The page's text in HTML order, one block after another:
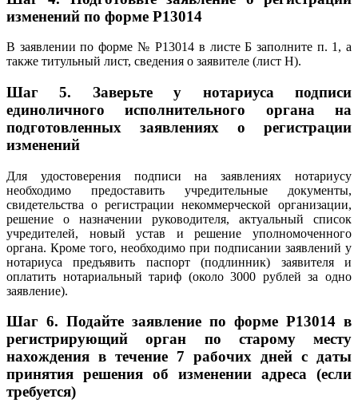
изменений по форме Р13014
В заявлении по форме № Р13014 в листе Б заполните п. 1, а
также титульный лист, сведения о заявителе (лист Н).
Шаг 5. Заверьте у нотариуса подписи
единоличного исполнительного органа на
подготовленных заявлениях о регистрации
изменений
Для удостоверения подписи на заявлениях нотариусу
необходимо предоставить учредительные документы,
свидетельства о регистрации некоммерческой организации,
решение о назначении руководителя, актуальный список
учредителей, новый устав и решение уполномоченного
органа. Кроме того, необходимо при подписании заявлений у
нотариуса предъявить паспорт (подлинник) заявителя и
оплатить нотариальный тариф (около 3000 рублей за одно
заявление).
Шаг 6. Подайте заявление по форме P13014 в
регистрирующий орган по старому месту
нахождения в течение 7 рабочих дней с даты
принятия решения об изменении адреса (если
требуется)